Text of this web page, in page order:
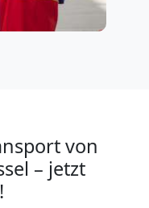
von
– jetzt